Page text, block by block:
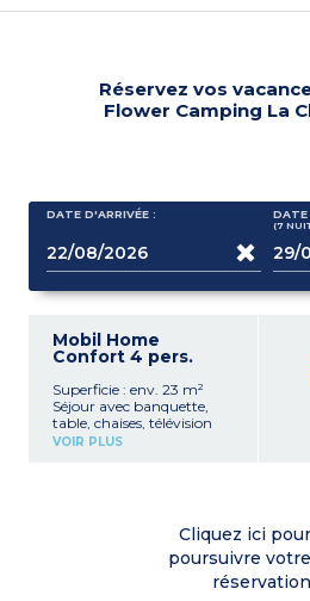
Réservez vos
Flower Camping La
DATE D'ARRIVÉE : DATE
(7
Mobil Home
Confort 4 pers.
Superficie : env. 23 m²
Séjour avec banquette,
table, chaises, télévision
Kitchenette équipée
1 chambre avec un lit
1 chambre avec deux lits
1 salle d’eau avec douche et
VOIR PLUS
Cliquez ici pour
poursuivre votre
réservation